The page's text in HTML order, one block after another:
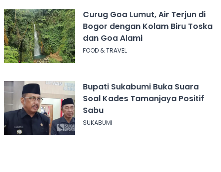
Curug Goa Lumut, Air Terjun di
Bogor dengan Kolam Biru Toska
dan Goa Alami
FOOD & TRAVEL
Bupati Sukabumi Buka Suara
Soal Kades Tamanjaya Positif
Sabu
SUKABUMI